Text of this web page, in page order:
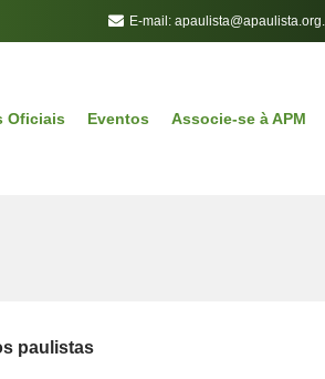
E-mail:
Oficiais Eventos Associe-se à APM
paulistas